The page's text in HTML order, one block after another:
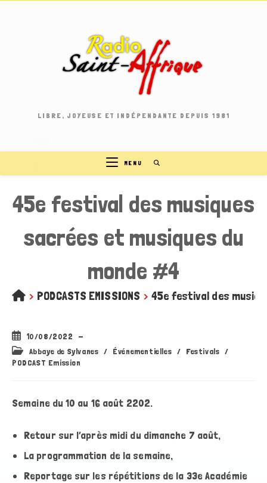
LIBRE, JOYEUSE ET INDÉPENDANTE DEPUIS 1981
MENU
45e festival des musiques
sacrées et musiques du
monde #4
> PODCASTS EMISSIONS > 45e festival des
Publication
publiée :
10/08/2022
Post
category:
Abbaye de Sylvanes / Événementielles / Festivals /
PODCAST Emission
Semaine du 10 au 16 août 2202.
Retour sur l’après midi du dimanche 7 août,
La programmation de la semaine,
Reportage sur les répétitions de la 33e Académie